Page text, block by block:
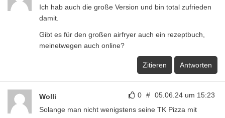
Ich hab auch die große Version und bin total zufrieden
damit.
Gibt es für den großen airfryer auch ein rezeptbuch,
meinetwegen auch online?
Zitieren Antworten
0 # 05.06.24 um 15:23
Wolli
Solange man nicht wenigstens seine TK Pizza mit